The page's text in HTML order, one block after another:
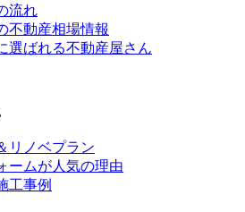
流れ
不動産相場情報
選ばれる不動産屋さん
リノベプラン
ームが人気の理由
工事例